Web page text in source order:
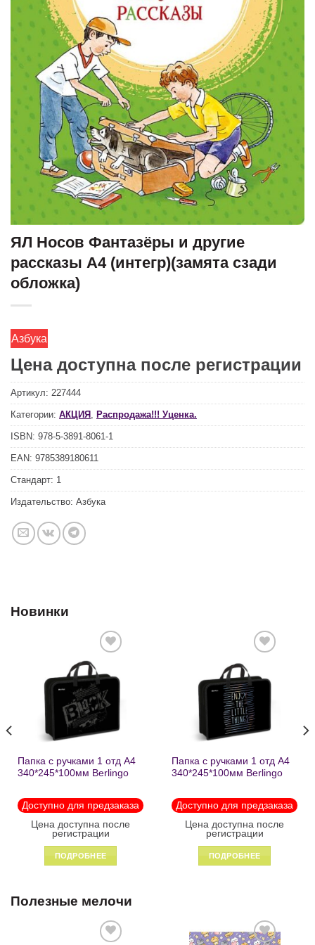
ЯЛ Носов Фантазёры и другие
рассказы А4 (интегр)(замята сзади
обложка)
Азбука
Цена доступна после регистрации
Артикул: 227444
Категории: АКЦИЯ , Распродажа!!! Уценка.
ISBN: 978-5-3891-8061-1
EAN: 9785389180611
Стандарт: 1
Издательство: Азбука
Новинки
Добавить
в список
желаний
Папка с ручками 1 отд А4
340*245*100мм Berlingo
молнии1246
Доступно для предзаказа
Цена доступна после
регистрации
ПОДРОБНЕЕ
Добавить
в список
желаний
Папка с ручками 1 отд А4
340*245*100мм Berlingo
пластик на молнии 1215
Доступно для предзаказа
Цена доступна после
регистрации
ПОДРОБНЕЕ
Полезные мелочи